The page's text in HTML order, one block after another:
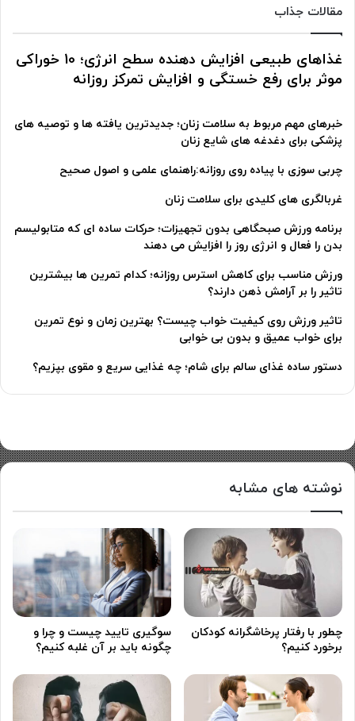
مقالات جذاب
غذاهای طبیعی افزایش دهنده سطح انرژی؛ 10 خوراکی
موثر برای رفع خستگی و افزایش تمرکز روزانه
خبرهای مهم مربوط به سلامت زنان؛ جدیدترین یافته ها و توصیه های
پزشکی برای دغدغه های شایع زنان
چربی سوزی با پیاده روی روزانه:راهنمای علمی و اصول صحیح
غربالگری های کلیدی برای سلامت زنان
برنامه ورزش صبحگاهی بدون تجهیزات؛ حرکات ساده ای که متابولیسم
بدن را فعال و انرژی روز را افزایش می دهند
ورزش مناسب برای کاهش استرس روزانه؛ کدام تمرین ها بیشترین
تاثیر را بر آرامش ذهن دارند؟
تاثیر ورزش روی کیفیت خواب چیست؟ بهترین زمان و نوع تمرین
برای خواب عمیق و بدون بی خوابی
دستور ساده غذای سالم برای شام؛ چه غذایی سریع و مقوی بپزیم؟
نوشته های مشابه
چطور با رفتار پرخاشگرانه کودکان
برخورد کنیم؟
سوگیری تایید چیست و چرا و
چگونه باید بر آن غلبه کنیم؟